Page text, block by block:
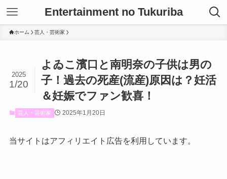
Entertainment no Tukuriba
ホーム 芸人・芸術家
よゐこ濱口と南明奈の子供は男の
子！過去の死産(流産)原因は？妊活
＆妊娠でファン歓喜！
2025
1/20
芸人・芸術家 2025年1月20日
当サイトはアフィリエイト広告を利用しています。